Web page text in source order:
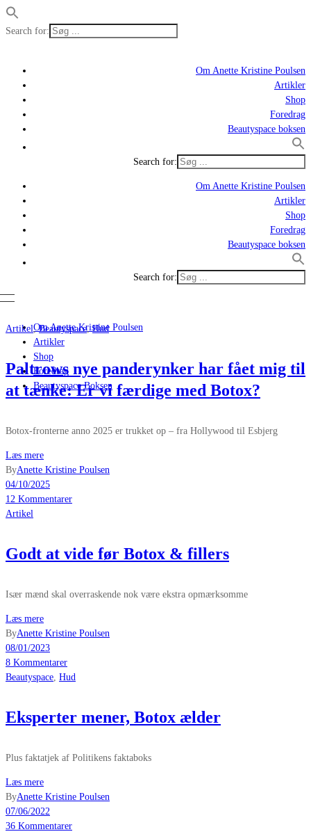
Search for:
Om Anette Kristine Poulsen
Artikler
Shop
Foredrag
Beautyspace boksen
Search for:
Om Anette Kristine Poulsen
Artikler
Shop
Foredrag
Beautyspace boksen
Search for:
Om Anette Kristine Poulsen
Artikler
Shop
Foredrag
Beautyspace Boksen
Artikel,Beautyspace,Hud
Paltrows nye panderynker har fået mig til
at tænke: Er vi færdige med Botox?
Botox-fronterne anno 2025 er trukket op – fra Hollywood til Esbjerg
Læs mere
ByAnette Kristine Poulsen
04/10/2025
12 Kommentarer
Artikel
Godt at vide før Botox & fillers
Især mænd skal overraskende nok være ekstra opmærksomme
Læs mere
ByAnette Kristine Poulsen
08/01/2023
8 Kommentarer
Beautyspace Hud
Eksperter mener, Botox ælder
Plus faktatjek af Politikens faktaboks
Læs mere
ByAnette Kristine Poulsen
07/06/2022
36 Kommentarer